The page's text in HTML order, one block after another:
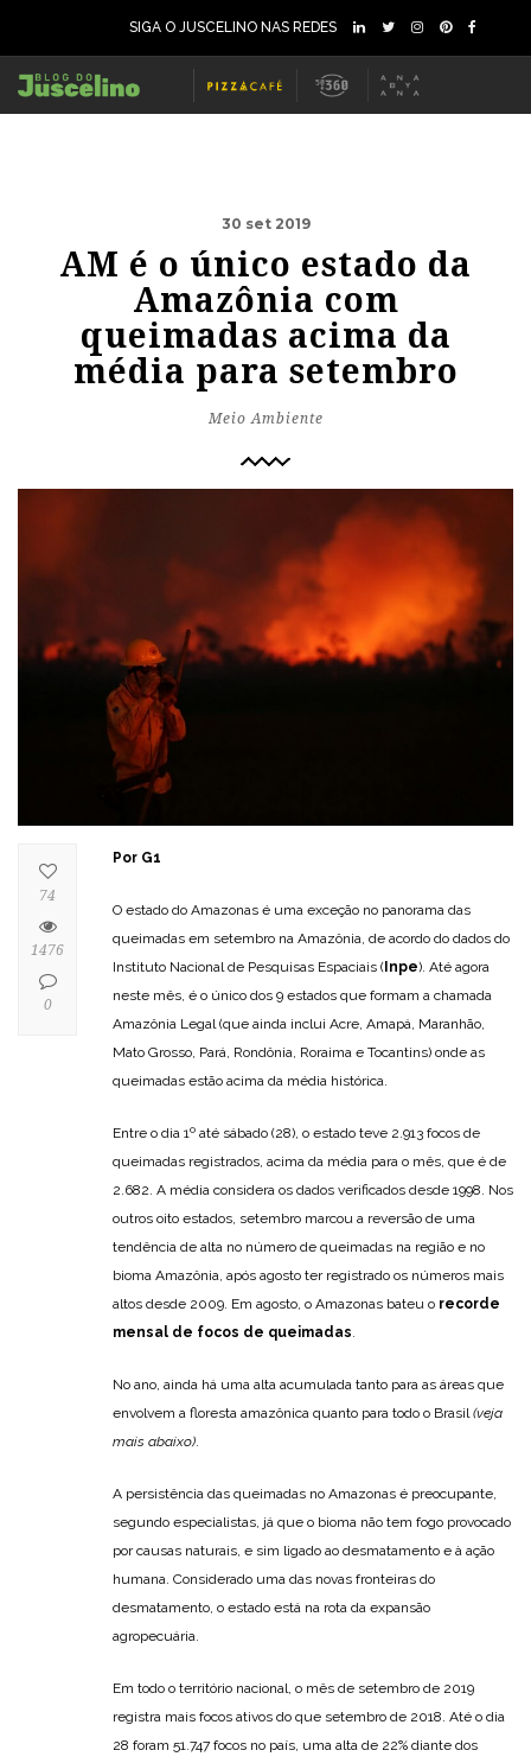
SIGA O JUSCELINO NAS REDES
30 set 2019
AM é o único estado da
Amazônia com
queimadas acima da
média para setembro
Meio Ambiente
Por G1
O estado do Amazonas é uma exceção no panorama das
queimadas em setembro na Amazônia, de acordo do dados do
Instituto Nacional de Pesquisas Espaciais ( Inpe). Até agora
neste mês, é o único dos 9 estados que formam a chamada
Amazônia Legal (que ainda inclui Acre, Amapá, Maranhão,
Mato Grosso, Pará, Rondônia, Roraima e Tocantins) onde as
queimadas estão acima da média histórica.
Entre o dia 1º até sábado (28), o estado teve 2.913 focos de
queimadas registrados, acima da média para o mês, que é de
2.682. A média considera os dados verificados desde 1998. Nos
outros oito estados, setembro marcou a reversão de uma
tendência de alta no número de queimadas na região e no
bioma Amazônia, após agosto ter registrado os números mais
altos desde 2009. Em agosto, o Amazonas bateu o recorde
mensal de focos de queimadas.
No ano, ainda há uma alta acumulada tanto para as áreas que
envolvem a floresta amazônica quanto para todo o Brasil(veja
mais abaixo).
A persistência das queimadas no Amazonas é preocupante,
segundo especialistas, já que o bioma não tem fogo provocado
por causas naturais, e sim ligado ao desmatamento e à ação
humana. Considerado uma das novas fronteiras do
desmatamento, o estado está na rota da expansão
agropecuária.
Em todo o território nacional, o mês de setembro de 2019
registra mais focos ativos do que setembro de 2018. Até o dia
28 foram 51.747 focos no país, uma alta de 22% diante dos
74
1476
0